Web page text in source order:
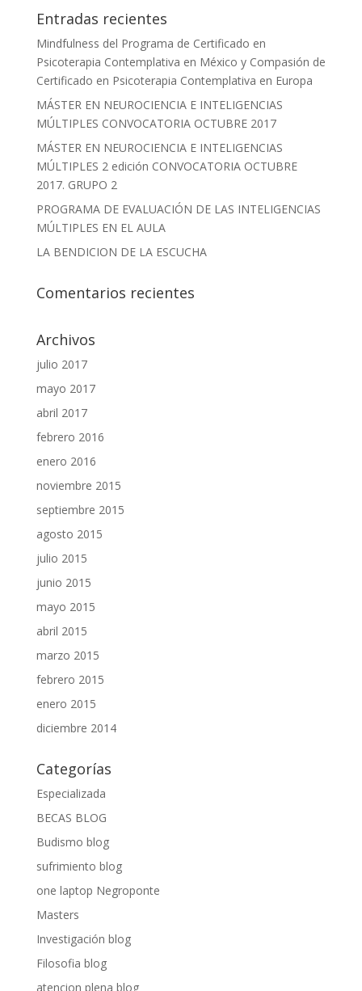
Entradas recientes
Mindfulness del Programa de Certificado en
Psicoterapia Contemplativa en México y Compasión de
Certificado en Psicoterapia Contemplativa en Europa
MÁSTER EN NEUROCIENCIA E INTELIGENCIAS
MÚLTIPLES CONVOCATORIA OCTUBRE 2017
MÁSTER EN NEUROCIENCIA E INTELIGENCIAS
MÚLTIPLES 2 edición CONVOCATORIA OCTUBRE
2017. GRUPO 2
PROGRAMA DE EVALUACIÓN DE LAS INTELIGENCIAS
MÚLTIPLES EN EL AULA
LA BENDICION DE LA ESCUCHA
Comentarios recientes
Archivos
julio 2017
mayo 2017
abril 2017
febrero 2016
enero 2016
noviembre 2015
septiembre 2015
agosto 2015
julio 2015
junio 2015
mayo 2015
abril 2015
marzo 2015
febrero 2015
enero 2015
diciembre 2014
Categorías
Especializada
BECAS BLOG
Budismo blog
sufrimiento blog
one laptop Negroponte
Masters
Investigación blog
Filosofia blog
atencion plena blog